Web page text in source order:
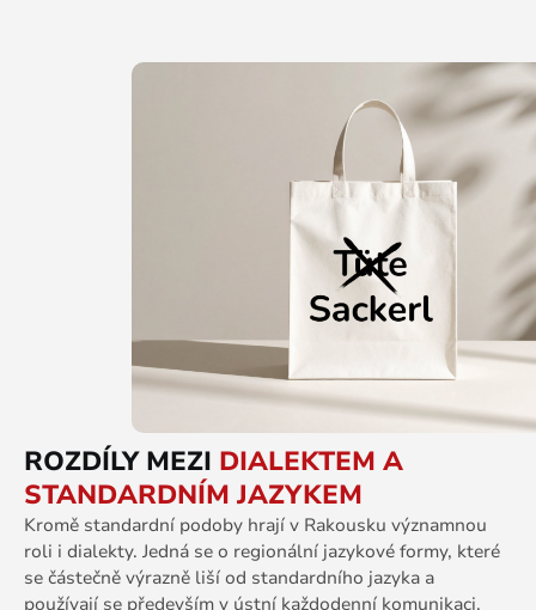
ROZDÍLY MEZI DIALEKTEM A
STANDARDNÍM JAZYKEM
Kromě standardní podoby hrají v Rakousku významnou
roli i dialekty. Jedná se o regionální jazykové formy, které
se částečně výrazně liší od standardního jazyka a
používají se především v ústní každodenní komunikaci.